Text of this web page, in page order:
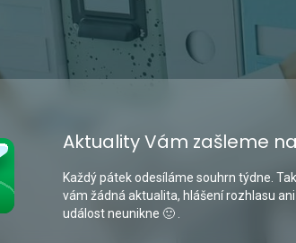
Aktuality Vám zašleme
Každý pátek odesíláme souhrn týdne.
vám žádná aktualita, hlášení rozhlasu ani
událost neunikne 🙂 .